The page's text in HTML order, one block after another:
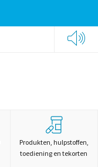
Produkten, hulpstoffen,
toediening en tekorten